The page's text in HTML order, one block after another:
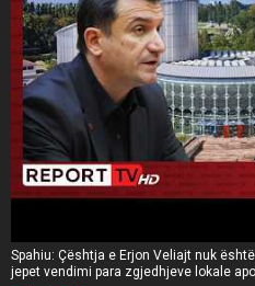
Spahiu: Çështja e Erjon Veliajt nuk
jepet vendimi para zgjedhjeve lokale